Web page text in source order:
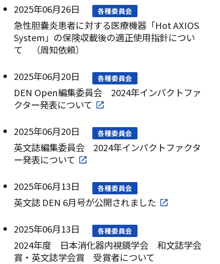
2025年06月26日 各種委員会
急性胆嚢炎患者に対する医療機器「Hot AXIOS
System」の保険収載後の適正使用指針につい
て （周知依頼）
2025年06月20日 各種委員会
DEN Open編集委員会 2024年インパクトファ
クター発表について
2025年06月20日 各種委員会
英文誌編集委員会 2024年インパクトファクタ
ー発表について
2025年06月13日 各種委員会
英文誌 DEN 6月号が公開されました
2025年06月13日 各種委員会
2024年度 日本消化器内視鏡学会 和文誌学会
賞・英文誌学会賞 受賞者について